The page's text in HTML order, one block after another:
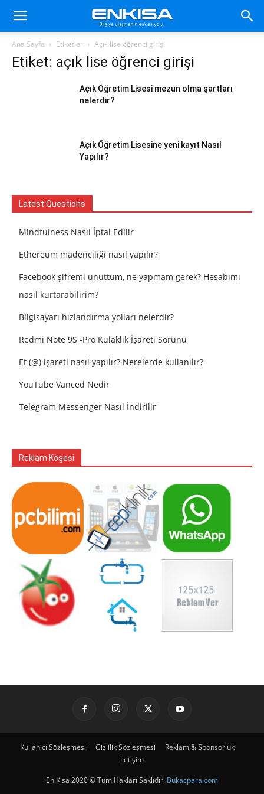
Ana Sayfa Etiketler Açık lise öğrenci girişi
Etiket: açık lise öğrenci girişi
Açık Öğretim Lisesi mezun olma şartları
nelerdir?
Açık Öğretim Lisesine yeni kayıt Nasıl
Yapılır?
Latest Questions
Mindfulness Nasıl İptal Edilir
Ethereum madenciliği nasıl yapılır?
Facebook şifremi unuttum, ne yapmam gerek? Hesabımı
nasıl kurtarabilirim?
Bilgisayarı hızlandırma yolları nelerdir?
Redmi Note 9S -Pro Kulaklık İşareti Sorunu
Et (@) işareti nasıl yapılır? Nerelerde kullanılır?
YouTube Vanced Nedir
Telegram Messenger Nasıl İndirilir
Reklam Köşesi
Kullanıcı Sözleşmesi Gizlilik Sözleşmesi
Reklam & Sponsorluk
İletişim
En Kısa 2020 © Tüm Hakları Saklıdır. Bukacpara.com